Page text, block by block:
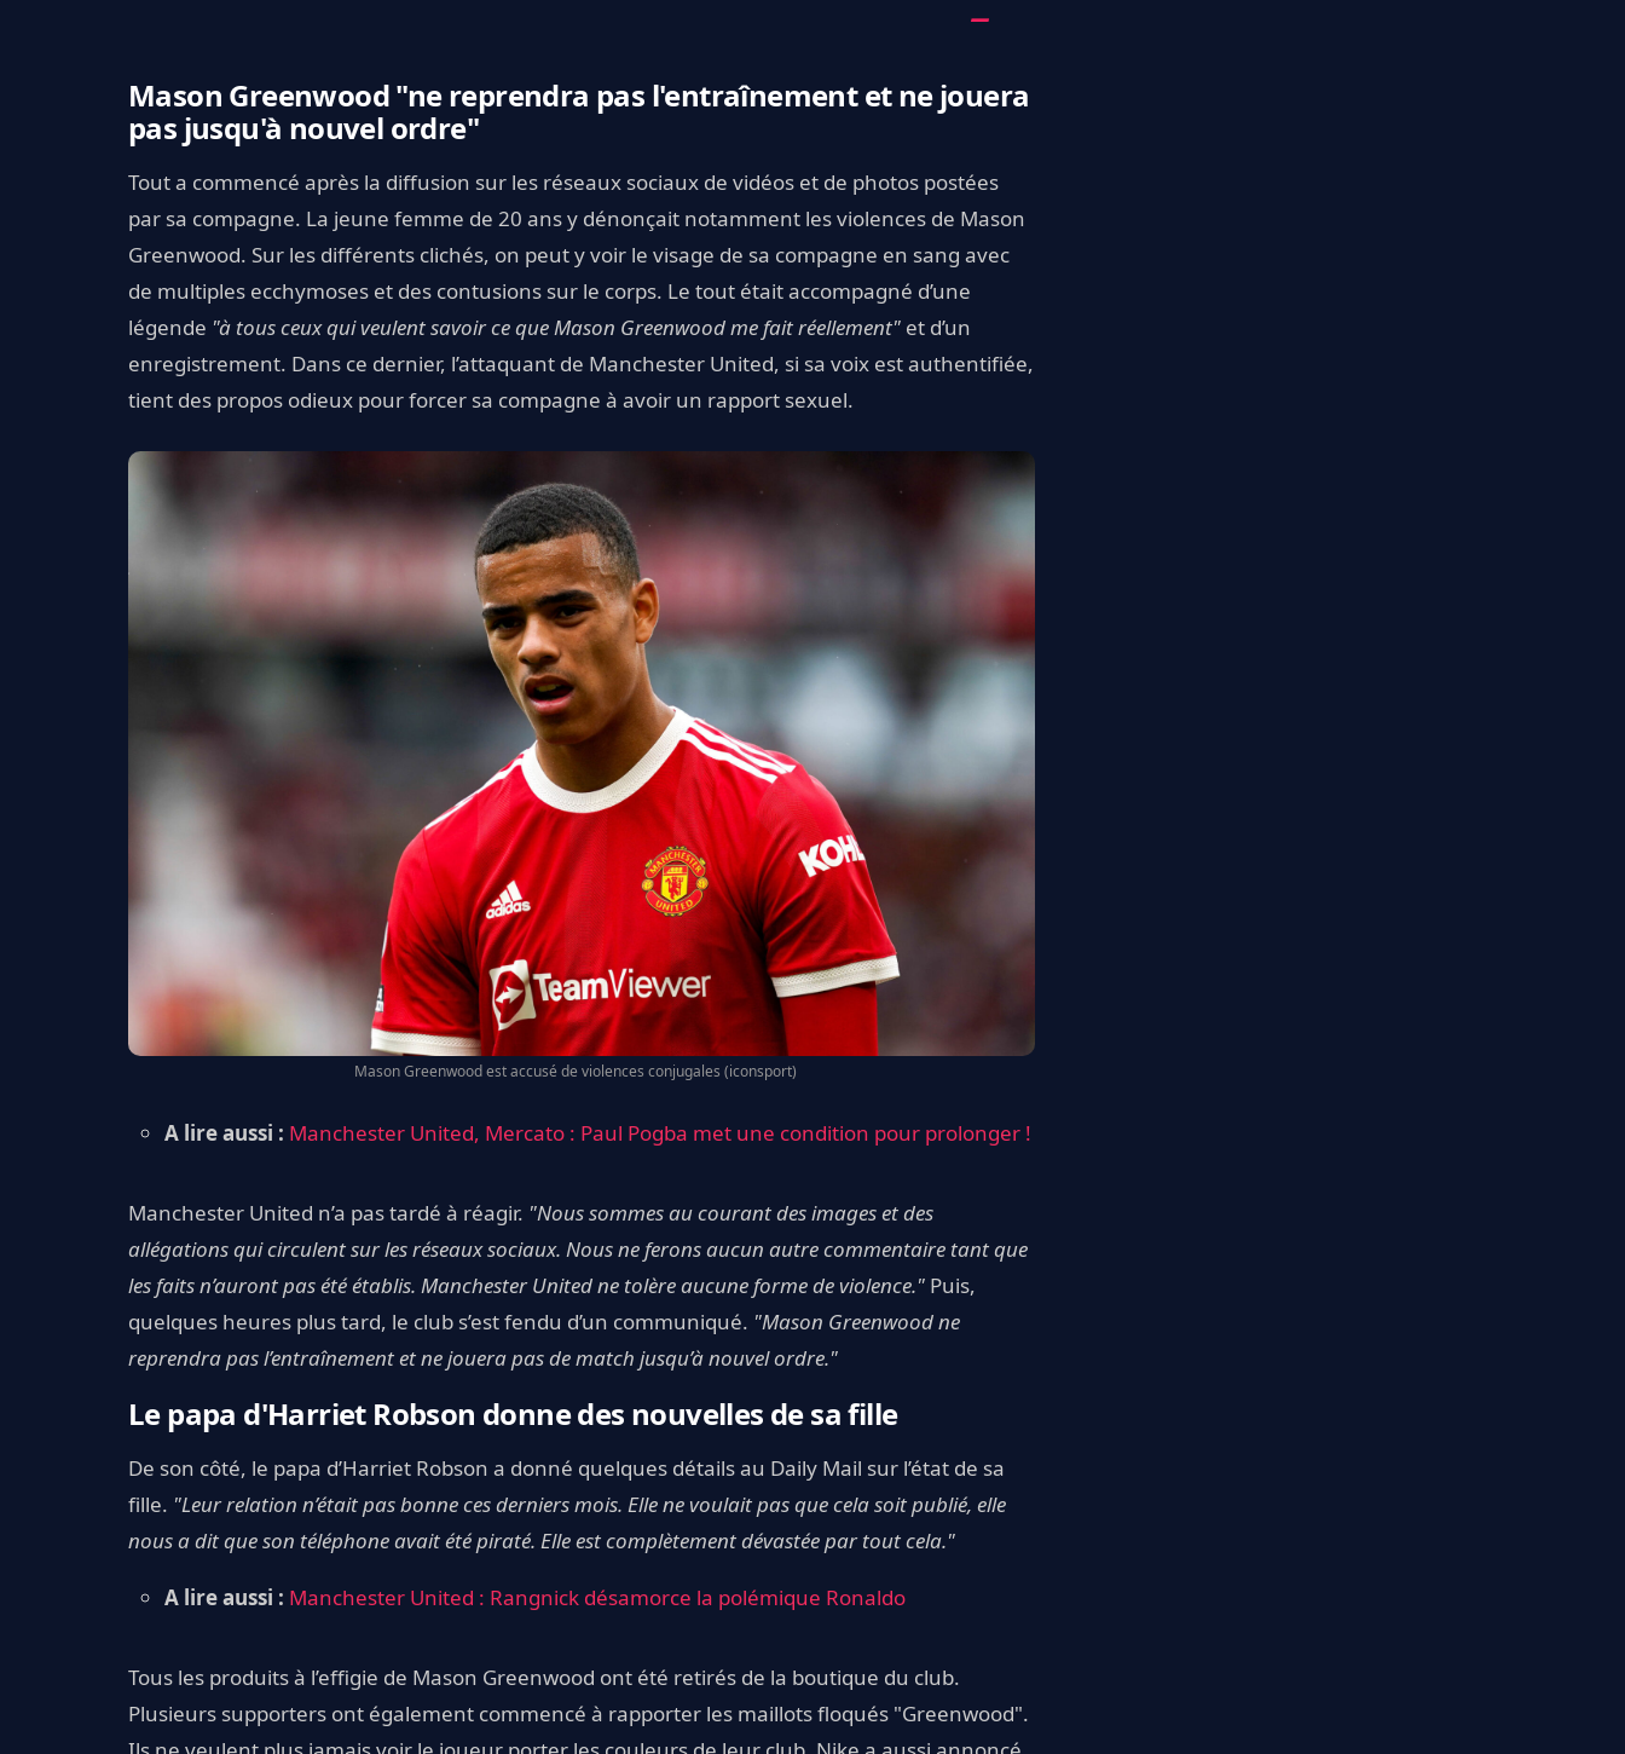
Mason Greenwood "ne reprendra pas l'entraînement et ne jouera
pas jusqu'à nouvel ordre"
Tout a commencé après la diffusion sur les réseaux sociaux de vidéos et de photos postées
par sa compagne. La jeune femme de 20 ans y dénonçait notamment les violences de Mason
Greenwood. Sur les différents clichés, on peut y voir le visage de sa compagne en sang avec
de multiples ecchymoses et des contusions sur le corps. Le tout était accompagné d’une
légende "à tous ceux qui veulent savoir ce que Mason Greenwood me fait réellement" et d’un
enregistrement. Dans ce dernier, l’attaquant de Manchester United, si sa voix est authentifiée,
tient des propos odieux pour forcer sa compagne à avoir un rapport sexuel.
Mason Greenwood est accusé de violences conjugales (iconsport)
A lire aussi : Manchester United, Mercato : Paul Pogba met une condition pour prolonger !
Manchester United n’a pas tardé à réagir. "Nous sommes au courant des images et des
allégations qui circulent sur les réseaux sociaux. Nous ne ferons aucun autre commentaire tant que
les faits n’auront pas été établis. Manchester United ne tolère aucune forme de violence." Puis,
quelques heures plus tard, le club s’est fendu d’un communiqué. "Mason Greenwood ne
reprendra pas l’entraînement et ne jouera pas de match jusqu’à nouvel ordre."
Le papa d'Harriet Robson donne des nouvelles de sa fille
De son côté, le papa d’Harriet Robson a donné quelques détails au Daily Mail sur l’état de sa
fille. "Leur relation n’était pas bonne ces derniers mois. Elle ne voulait pas que cela soit publié, elle
nous a dit que son téléphone avait été piraté. Elle est complètement dévastée par tout cela."
A lire aussi : Manchester United : Rangnick désamorce la polémique Ronaldo
Tous les produits à l’effigie de Mason Greenwood ont été retirés de la boutique du club.
Plusieurs supporters ont également commencé à rapporter les maillots floqués "Greenwood".